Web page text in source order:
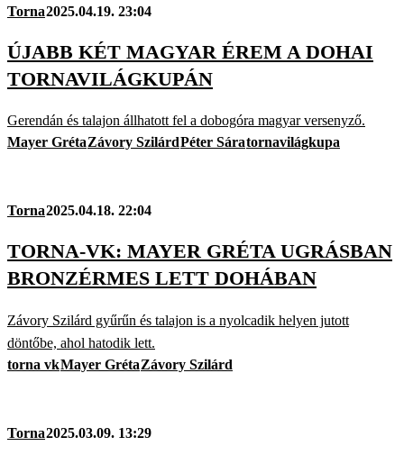
Torna2025.04.19. 23:04
ÚJABB KÉT MAGYAR ÉREM A DOHAI
TORNAVILÁGKUPÁN
Gerendán és talajon állhatott fel a dobogóra magyar versenyző.
Mayer GrétaZávory SzilárdPéter Sáratornavilágkupa
Torna2025.04.18. 22:04
TORNA-VK: MAYER GRÉTA UGRÁSBAN
BRONZÉRMES LETT DOHÁBAN
Závory Szilárd gyűrűn és talajon is a nyolcadik helyen jutott
döntőbe, ahol hatodik lett.
torna vkMayer GrétaZávory Szilárd
Torna2025.03.09. 13:29